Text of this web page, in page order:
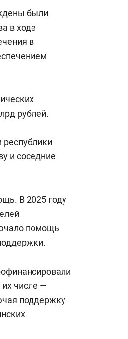
были
в ходе
в
рублей.
и соседние
В 2025 году
помощь
числе —
поддержку